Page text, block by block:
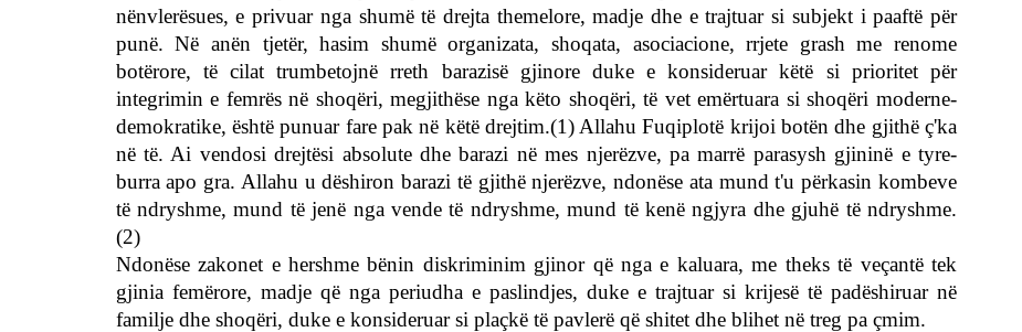
nënvlerësues, e privuar nga shumë të drejta themelore, madje dhe e trajtuar si subjekt i paaftë për
punë. Në anën tjetër, hasim shumë organizata, shoqata, asociacione, rrjete grash me renome
botërore, të cilat trumbetojnë rreth barazisë gjinore duke e konsideruar këtë si prioritet për
integrimin e femrës në shoqëri, megjithëse nga këto shoqëri, të vet emërtuara si shoqëri moderne-
demokratike, është punuar fare pak në këtë drejtim.(1) Allahu Fuqiplotë krijoi botën dhe gjithë ç'ka
në të. Ai vendosi drejtësi absolute dhe barazi në mes njerëzve, pa marrë parasysh gjininë e tyre-
burra apo gra. Allahu u dëshiron barazi të gjithë njerëzve, ndonëse ata mund t'u përkasin kombeve
të ndryshme, mund të jenë nga vende të ndryshme, mund të kenë ngjyra dhe gjuhë të ndryshme.
(2)
Ndonëse zakonet e hershme bënin diskriminim gjinor që nga e kaluara, me theks të veçantë tek
gjinia femërore, madje që nga periudha e paslindjes, duke e trajtuar si krijesë të padëshiruar në
familje dhe shoqëri, duke e konsideruar si plaçkë të pavlerë që shitet dhe blihet në treg pa çmim.